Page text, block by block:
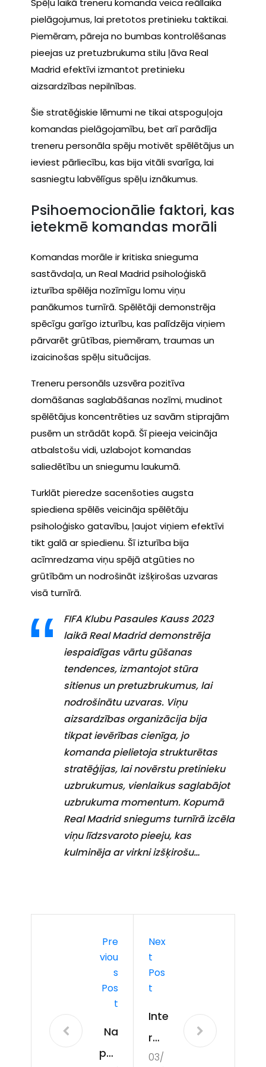
Spēļu laikā treneru komanda veica reāllaika
pielāgojumus, lai pretotos pretinieku taktikai.
Piemēram, pāreja no bumbas kontrolēšanas
pieejas uz pretuzbrukuma stilu ļāva Real
Madrid efektīvi izmantot pretinieku
aizsardzības nepilnības.
Šie stratēģiskie lēmumi ne tikai atspoguļoja
komandas pielāgojamību, bet arī parādīja
treneru personāla spēju motivēt spēlētājus un
ieviest pārliecību, kas bija vitāli svarīga, lai
sasniegtu labvēlīgus spēļu iznākumus.
Psihoemocionālie faktori, kas
ietekmē komandas morāli
Komandas morāle ir kritiska snieguma
sastāvdaļa, un Real Madrid psiholoģiskā
izturība spēlēja nozīmīgu lomu viņu
panākumos turnīrā. Spēlētāji demonstrēja
spēcīgu garīgo izturību, kas palīdzēja viņiem
pārvarēt grūtības, piemēram, traumas un
izaicinošas spēļu situācijas.
Treneru personāls uzsvēra pozitīva
domāšanas saglabāšanas nozīmi, mudinot
spēlētājus koncentrēties uz savām stiprajām
pusēm un strādāt kopā. Šī pieeja veicināja
atbalstošu vidi, uzlabojot komandas
saliedētību un sniegumu laukumā.
Turklāt pieredze sacenšoties augsta
spiediena spēlēs veicināja spēlētāju
psiholoģisko gatavību, ļaujot viņiem efektīvi
tikt galā ar spiedienu. Šī izturība bija
acīmredzama viņu spējā atgūties no
grūtībām un nodrošināt izšķirošas uzvaras
visā turnīrā.
FIFA Klubu Pasaules Kauss 2023
laikā Real Madrid demonstrēja
iespaidīgas vārtu gūšanas
tendences, izmantojot stūra
sitienus un pretuzbrukumus, lai
nodrošinātu uzvaras. Viņu
aizsardzības organizācija bija
tikpat ievērības cienīga, jo
komanda pielietoja strukturētas
stratēģijas, lai novērstu pretinieku
uzbrukumus, vienlaikus saglabājot
uzbrukuma momentum. Kopumā
Real Madrid sniegums turnīrā izcēla
viņu līdzsvaroto pieeju, kas
kulminēja ar virkni izšķirošu…
Pre
Viou
S
Pos
T
Na
poli
Nex
T
Pos
T
Inte
r
Mil
03/